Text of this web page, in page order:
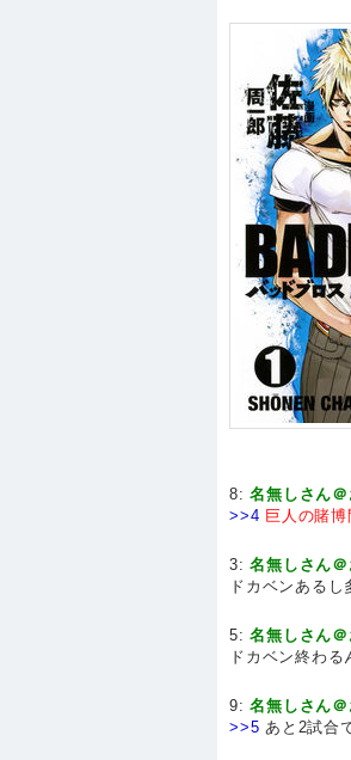
8:名無しさん
>>4 巨人の賭
3:名無しさん
ドカベンあるし
5:名無しさん
ドカベン終わ
9:名無しさん
>>5 あと2試合